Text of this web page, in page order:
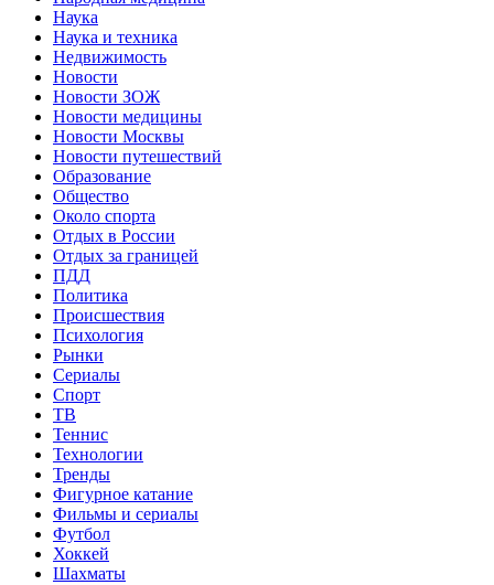
Наука
Наука и техника
Недвижимость
Новости
Новости ЗОЖ
Новости медицины
Новости Москвы
Новости путешествий
Образование
Общество
Около спорта
Отдых в России
Отдых за границей
ПДД
Политика
Происшествия
Психология
Рынки
Сериалы
Спорт
ТВ
Теннис
Технологии
Тренды
Фигурное катание
Фильмы и сериалы
Футбол
Хоккей
Шахматы